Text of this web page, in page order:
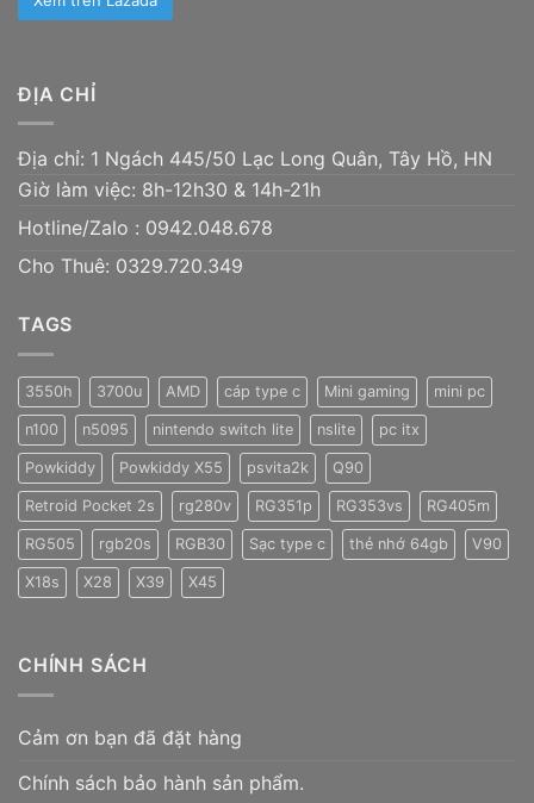
ĐỊA CHỈ
Địa chỉ: 1 Ngách 445/50 Lạc Long Quân, Tây Hồ, HN
Giờ làm việc: 8h-12h30 & 14h-21h
Hotline/Zalo : 0942.048.678
Cho Thuê: 0329.720.349
TAGS
3550h 3700u AMD cáp type c Mini gaming mini pc
n100 n5095 nintendo switch lite nslite pc itx
Powkiddy Powkiddy X55 psvita2k Q90
Retroid Pocket 2s rg280v RG351p RG353vs RG405m
RG505 rgb20s RGB30 Sạc type c thẻ nhớ 64gb V90
X18s X28 X39 X45
CHÍNH SÁCH
Cảm ơn bạn đã đặt hàng
Chính sách bảo hành sản phẩm.